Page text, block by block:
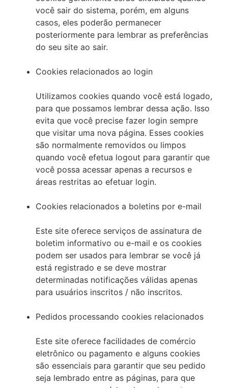
você sair do sistema, porém, em alguns
casos, eles poderão permanecer
posteriormente para lembrar as preferências
do seu site ao sair.
Cookies relacionados ao login
Utilizamos cookies quando você está logado,
para que possamos lembrar dessa ação. Isso
evita que você precise fazer login sempre
que visitar uma nova página. Esses cookies
são normalmente removidos ou limpos
quando você efetua logout para garantir que
você possa acessar apenas a recursos e
áreas restritas ao efetuar login.
Cookies relacionados a boletins por e-mail
Este site oferece serviços de assinatura de
boletim informativo ou e-mail e os cookies
podem ser usados ​​para lembrar se você já
está registrado e se deve mostrar
determinadas notificações válidas apenas
para usuários inscritos / não inscritos.
Pedidos processando cookies relacionados
Este site oferece facilidades de comércio
eletrônico ou pagamento e alguns cookies
são essenciais para garantir que seu pedido
seja lembrado entre as páginas, para que